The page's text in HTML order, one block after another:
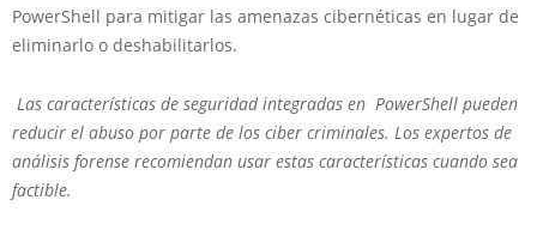
PowerShell para mitigar las amenazas cibernéticas en lugar de
eliminarlo o deshabilitarlos.
Las características de seguridad integradas en PowerShell pueden
reducir el abuso por parte de los ciber criminales. Los expertos de
análisis forense recomiendan usar estas características cuando sea
factible.